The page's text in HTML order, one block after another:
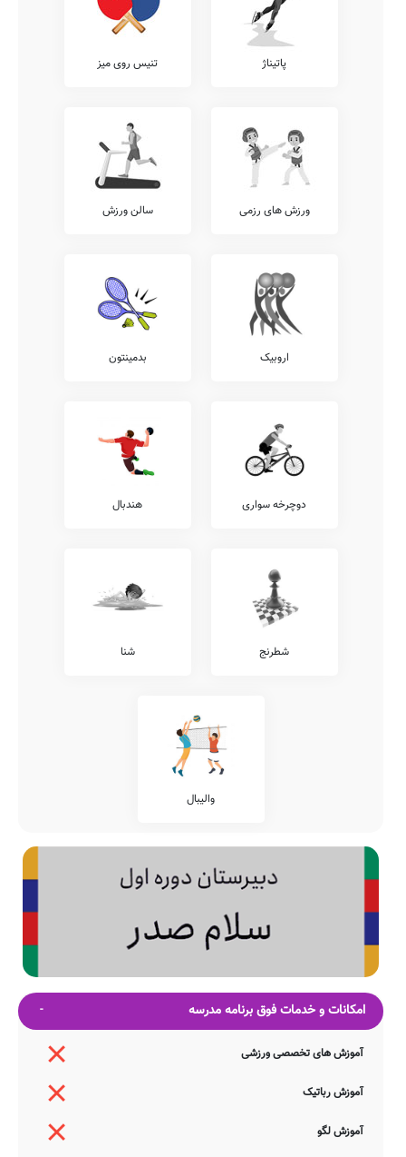
پاتیناژ تنیس روی میز
ورزش های رزمی سالن ورزش
اروبیک بدمینتون
دوچرخه سواری هندبال
شطرنج شنا
والیبال
امکانات و خدمات فوق برنامه مدرسه
آموزش های تخصصی ورزشی
آموزش رباتیک
آموزش لگو